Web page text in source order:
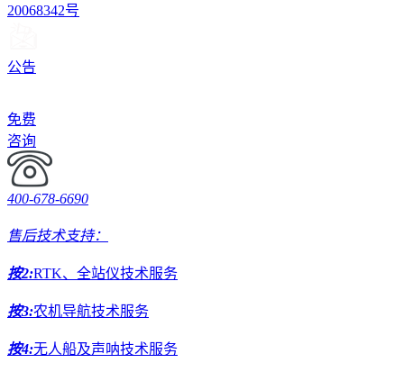
20068342号
公告
免费
咨询
400-678-6690
售后技术支持：
按2:RTK、全站仪技术服务
按3:农机导航技术服务
按4:无人船及声呐技术服务